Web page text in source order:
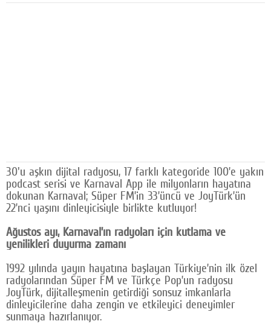
Facebook
Twitter
Google Plus
30'u aşkın dijital radyosu, 17 farklı kategoride 100’e yakın
podcast serisi ve Karnaval App ile milyonların hayatına
dokunan Karnaval; Süper FM’in 33’üncü ve JoyTürk’ün
22’nci yaşını dinleyicisiyle birlikte kutluyor!
Ağustos ayı, Karnaval’ın radyoları için kutlama ve
yenilikleri duyurma zamanı
1992 yılında yayın hayatına başlayan Türkiye’nin ilk özel
radyolarından Süper FM ve Türkçe Pop’un radyosu
JoyTürk, dijitalleşmenin getirdiği sonsuz imkanlarla
dinleyicilerine daha zengin ve etkileyici deneyimler
sunmaya hazırlanıyor.